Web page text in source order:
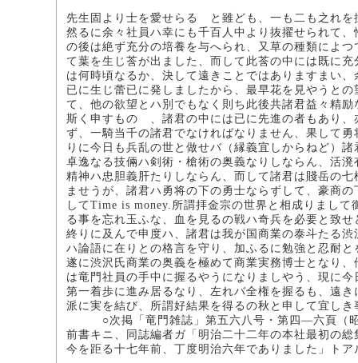
先生固より士を愛せらるゝと雖ども、一も二も之れ
然るに余々社員ハ幸にも千百人中より抜擢せられて
の後は絶ず充分の培養を与へられ、又草の種類によ
て葉を生じ莟が出ました、而して此莟の中には既に
は何時頃なるか、決して遠きことではありますまい
已に生じ蕾已に発しましたから、最早花を見やうと
て、他の欲望とハ別でもなく則ち此後共諸君益々精
斯く申すものゝ、諸君の中には已に先進の者もあり
ず、一騎当千の諸君でなければなりません、果して
りに今日も兵乱の世と做せバ（縁義宜しからねど）
卓逸なる技倆ハ剣術・槍術の奥義なりしならん、活
精神ハ忠胆義肝たりしならん、而して諸君は賤岳の
ませうが、諸君ハ勇将の下の勇士ならずして、豪商
してTime is money.所謂拝金宗の世界と相成りまし
る事を忘れ玉ふな、血を見るの戦ハ奇兵を必要と致
終りに及んで申度ハ、諸君は我が国商業の泰斗たる
ハ論語に在りとの格言を守り、加ふるに勉強と忍耐
遂に渋沢氏商業の奥義を極めて商業実務博士となり
は竜門社員の手中に握るやうになりましやう、現に
第一着歩に進み居るなり、左れバ全権を握るも、遠
派に実を結び、所謂好結果を得るの秋と申して宜しき
○次掲「竜門雑誌」第五六八号・第四―六頁（昭
前書キニ、同誌編者ガ「明治二十二年の本社最初の
今を距る十七年前、丁度明治六年でありました」ト